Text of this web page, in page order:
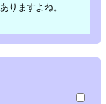
りますよね。